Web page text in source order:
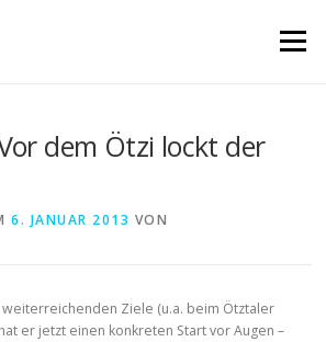
Menü
dem Ötzi lockt der
6. JANUAR 2013 VON
weiterreichenden Ziele (u.a. beim Ötztaler
er jetzt einen konkreten Start vor Augen –